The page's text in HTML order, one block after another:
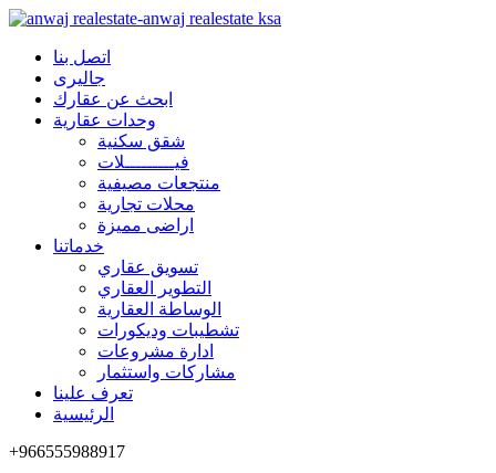
اتصل بنا
جاليرى
ابحث عن عقارك
وحدات عقارية
شقق سكنية
فيـــــــــلات
منتجعات مصيفية
محلات تجارية
اراضى مميزة
خدماتنا
تسويق عقاري
التطوير العقاري
الوساطة العقارية
تشطيبات وديكورات
ادارة مشروعات
مشاركات واستثمار
تعرف علينا
الرئيسية
+966555988917